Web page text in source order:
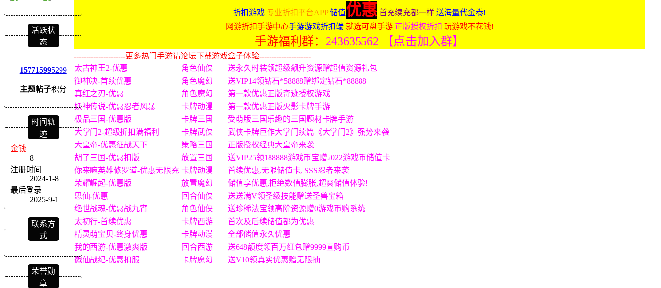
活跃状
态
1577
主题
1599
帖子
5299
积分
时间轨
迹
金钱
8
注册时间
2024-1-8
最后登录
2025-9-1
联系方
式
荣誉勋
章
折扣游戏 专业折扣平台APP储值优惠 首充续充都一样 送海量代金卷!
网游折扣手游中心手游游戏折扣端就选可盘手游 正版授权折扣 玩游戏不花钱!
手游福利群： 243635562 【点击加入群】
---------------------更多热门手游请论坛下载游戏盒子体验---------------------
太古神王2-优惠
角色仙侠
送永久时装领超级飙升资源赠超值资源礼包
御神决-首续优惠
角色魔幻
送VIP14领钻石*58888赠绑定钻石*88888
真红之刃-优惠
角色魔幻
第一款优惠正版奇迹授权游戏
妖神传说-优惠忍者风暴
卡牌动漫
第一款优惠正版火影卡牌手游
极品三国-优惠版
卡牌三国
受萌版三国乐趣的三国题材卡牌手游
大掌门2-超级折扣满福利
卡牌武侠
武侠卡牌巨作大掌门续篇《大掌门2》强势来袭
大皇帝-优惠征战天下
策略三国
正版授权经典大皇帝来袭
胡了三国-优惠扣版
放置三国
送VIP25领188888游戏币宝赠2022游戏币储值卡
你来嘛英雄修罗道-优惠无限充 卡牌动漫
首续优惠,无限储值卡, SSS忍者来袭
荣耀崛起-优惠版
放置魔幻
储值享优惠,拒绝数值膨胀,超爽储值体验!
思仙-优惠
回合仙侠
送送满V领圣级技能赠送圣兽宝箱
绝世战魂-优惠战九宵
角色仙侠
送珍稀法宝领高阶资源赠0游戏币购系统
太初行-首续优惠
卡牌西游
首次及后续储值都为优惠
精灵萌宝贝-终身优惠
卡牌动漫
全部储值永久优惠
我的西游-优惠激爽版
回合西游
送648额度领百万红包赠9999直购币
戮仙战纪-优惠扣服
卡牌魔幻 送V10领真实优惠赠无限抽